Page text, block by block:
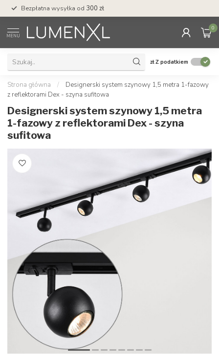
Bezpłatna wysyłka od 300 zł
MENU
0
złZ podatkiem
Strona główna /
Designerski system szynowy 1,5 metra 1-fazowy
z reflektorami Dex - szyna sufitowa
Designerski system szynowy 1,5 metra
1-fazowy z reflektorami Dex - szyna
sufitowa